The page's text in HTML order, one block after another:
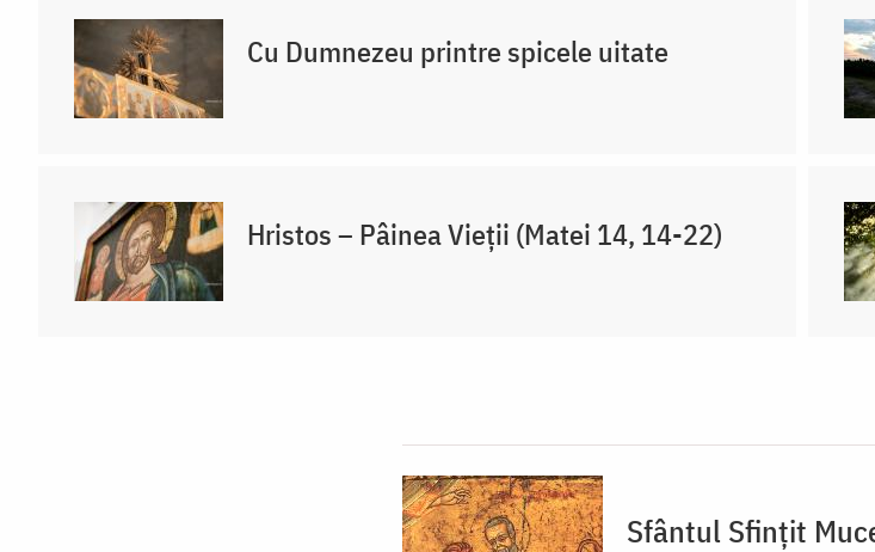
Cu Dumnezeu printre spicele uitate
Hristos – Pâinea Vieții (Matei 14, 14-22)
Sfântul Sfințit